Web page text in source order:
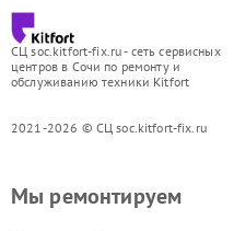
СЦ soc.kitfort-fix.ru - сеть сервисных
центров в Сочи по ремонту и
обслуживанию техники Kitfort
2021-2026 © СЦ soc.kitfort-fix.ru
Мы ремонтируем